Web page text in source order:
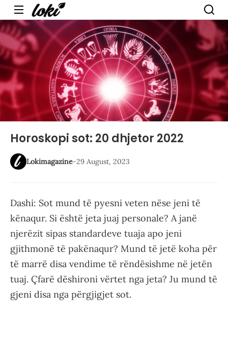
Menu
Horoskopi sot: 20 dhjetor 2022
Lokimagazine-29 August, 2023
Dashi: Sot mund të pyesni veten nëse jeni të
kënaqur. Si është jeta juaj personale? A janë
njerëzit sipas standardeve tuaja apo jeni
gjithmonë të pakënaqur? Mund të jetë koha për
të marrë disa vendime të rëndësishme në jetën
tuaj. Çfarë dëshironi vërtet nga jeta? Ju mund të
gjeni disa nga përgjigjet sot.